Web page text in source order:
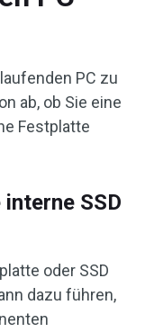
PC zu
ab, ob Sie eine
Festplatte
SSD
oder SSD
dazu führen,